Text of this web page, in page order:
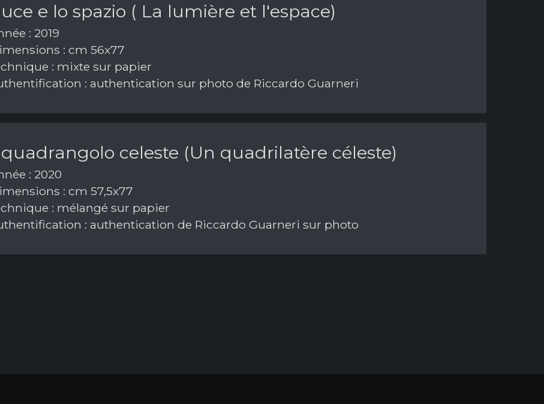
e lo spazio ( La lumière et l'espace)
: 2019
: cm 56x77
: mixte sur papier
: authentication sur photo de Riccardo Guarneri
celeste (Un quadrilatère céleste)
: 2020
: cm 57,5x77
: mélangé sur papier
: authentication de Riccardo Guarneri sur photo